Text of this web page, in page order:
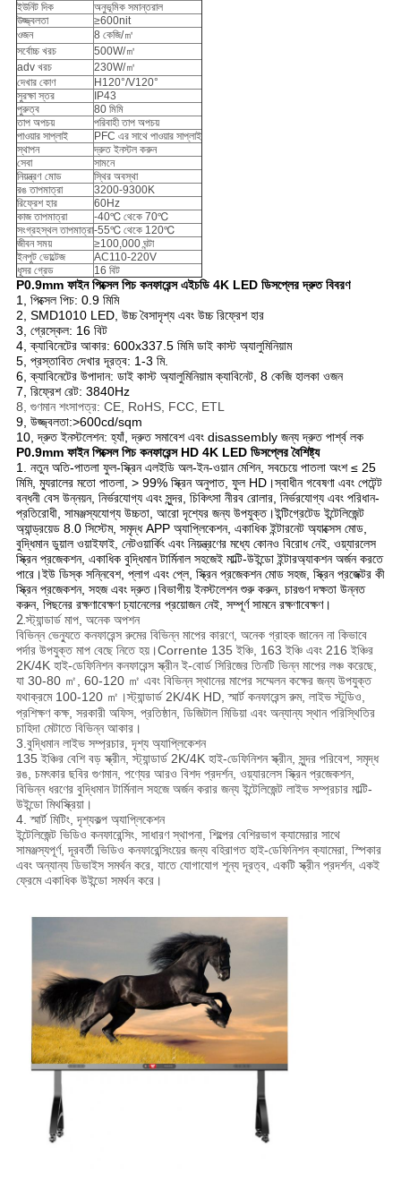
ইউনিট দিক
অনুভূমিক সমান্তরাল
উজ্জ্বলতা
≥600nit
ওজন
8 কেজি/㎡
সর্বোচ্চ খরচ
500W/㎡
adv খরচ
230W/㎡
দেখার কোণ
H120°/V120°
সুরক্ষা স্তর
IP43
পুরুত্ব
80 মিমি
তাপ অপচয়
পরিবাহী তাপ অপচয়
পাওয়ার সাপ্লাই
PFC এর সাথে পাওয়ার সাপ্লাই
স্থাপন
দ্রুত ইনস্টল করুন
সেবা
সামনে
নিয়ন্ত্রণ মোড
স্থির অবস্থা
রঙ তাপমাত্রা
3200-9300K
রিফ্রেশ হার
60Hz
কাজ তাপমাত্রা
-40℃ থেকে 70℃
সংগ্রহস্থল তাপমাত্রা-55℃ থেকে 120℃
জীবন সময়
≥100,000 ঘন্টা
ইনপুট ভোল্টেজ
AC110-220V
ধূসর গ্রেড
16 বিট
P0.9mm ফাইন পিক্সেল পিচ কনফারেন্স এইচডি 4K LED ডিসপ্লের দ্রুত বিবরণ
1, পিক্সেল পিচ: 0.9 মিমি
2, SMD1010 LED, উচ্চ বৈসাদৃশ্য এবং উচ্চ রিফ্রেশ হার
3, গ্রেস্কেল: 16 বিট
4, ক্যাবিনেটের আকার: 600x337.5 মিমি ডাই কাস্ট অ্যালুমিনিয়াম
5, প্রস্তাবিত দেখার দূরত্ব: 1-3 মি.
6, ক্যাবিনেটের উপাদান: ডাই কাস্ট অ্যালুমিনিয়াম ক্যাবিনেট, 8 কেজি হালকা ওজন
7, রিফ্রেশ রেট: 3840Hz
8, গুণমান শংসাপত্র: CE, RoHS, FCC, ETL
9, উজ্জ্বলতা:>600cd/sqm
10, দ্রুত ইনস্টলেশন: হ্যাঁ, দ্রুত সমাবেশ এবং disassembly জন্য দ্রুত পার্শ্ব লক
P0.9mm ফাইন পিক্সেল পিচ কনফারেন্স HD 4K LED ডিসপ্লের বৈশিষ্ট্য
1. নতুন অতি-পাতলা ফুল-স্ক্রিন এলইডি অল-ইন-ওয়ান মেশিন, সবচেয়ে পাতলা অংশ ≤ 25
মিমি, ম্যুরালের মতো পাতলা, > 99% স্ক্রিন অনুপাত, ফুল HD।স্বাধীন গবেষণা এবং পেটেন্ট
বন্ধনী বেস উন্নয়ন, নির্ভরযোগ্য এবং সুন্দর, চিকিৎসা নীরব রোলার, নির্ভরযোগ্য এবং পরিধান-
প্রতিরোধী, সামঞ্জস্যযোগ্য উচ্চতা, আরো দৃশ্যের জন্য উপযুক্ত।ইন্টিগ্রেটেড ইন্টেলিজেন্ট
অ্যান্ড্রয়েড 8.0 সিস্টেম, সমৃদ্ধ APP অ্যাপ্লিকেশন, একাধিক ইন্টারনেট অ্যাক্সেস মোড,
বুদ্ধিমান ডুয়াল ওয়াইফাই, নেটওয়ার্কিং এবং নিয়ন্ত্রণের মধ্যে কোনও বিরোধ নেই, ওয়্যারলেস
স্ক্রিন প্রজেকশন, একাধিক বুদ্ধিমান টার্মিনাল সহজেই মাল্টি-উইন্ডো ইন্টারঅ্যাকশন অর্জন করতে
পারে।ইউ ডিস্ক সন্নিবেশ, প্লাগ এবং প্লে, স্ক্রিন প্রজেকশন মোড সহজ, স্ক্রিন প্রজেক্টর কী
স্ক্রিন প্রজেকশন, সহজ এবং দ্রুত।বিভাগীয় ইনস্টলেশন শুরু করুন, চারগুণ দক্ষতা উন্নত
করুন, পিছনের রক্ষণাবেক্ষণ চ্যানেলের প্রয়োজন নেই, সম্পূর্ণ সামনে রক্ষণাবেক্ষণ।
2.স্ট্যান্ডার্ড মাপ, অনেক অপশন
বিভিন্ন ভেন্যুতে কনফারেন্স রুমের বিভিন্ন মাপের কারণে, অনেক গ্রাহক জানেন না কিভাবে
পর্দার উপযুক্ত মাপ বেছে নিতে হয়।Corrente 135 ইঞ্চি, 163 ইঞ্চি এবং 216 ইঞ্চির
2K/4K হাই-ডেফিনিশন কনফারেন্স স্ক্রীন ই-বোর্ড সিরিজের তিনটি ভিন্ন মাপের লঞ্চ করেছে,
যা 30-80 ㎡, 60-120 ㎡ এবং বিভিন্ন স্থানের মাপের সম্মেলন কক্ষের জন্য উপযুক্ত
যথাক্রমে 100-120 ㎡।স্ট্যান্ডার্ড 2K/4K HD, স্মার্ট কনফারেন্স রুম, লাইভ স্টুডিও,
প্রশিক্ষণ কক্ষ, সরকারী অফিস, প্রতিষ্ঠান, ডিজিটাল মিডিয়া এবং অন্যান্য স্থান পরিস্থিতির
চাহিদা মেটাতে বিভিন্ন আকার।
3.বুদ্ধিমান লাইভ সম্প্রচার, দৃশ্য অ্যাপ্লিকেশন
135 ইঞ্চির বেশি বড় স্ক্রীন, স্ট্যান্ডার্ড 2K/4K হাই-ডেফিনিশন স্ক্রীন, সুন্দর পরিবেশ, সমৃদ্ধ
রঙ, চমৎকার ছবির গুণমান, পণ্যের আরও বিশদ প্রদর্শন, ওয়্যারলেস স্ক্রিন প্রজেকশন,
বিভিন্ন ধরণের বুদ্ধিমান টার্মিনাল সহজে অর্জন করার জন্য ইন্টেলিজেন্ট লাইভ সম্প্রচার মাল্টি-
উইন্ডো মিথস্ক্রিয়া।
4. স্মার্ট মিটিং, দৃশ্যকল্প অ্যাপ্লিকেশন
ইন্টেলিজেন্ট ভিডিও কনফারেন্সিং, সাধারণ স্থাপনা, শিল্পের বেশিরভাগ ক্যামেরার সাথে
সামঞ্জস্যপূর্ণ, দূরবর্তী ভিডিও কনফারেন্সিংয়ের জন্য বহিরাগত হাই-ডেফিনিশন ক্যামেরা, স্পিকার
এবং অন্যান্য ডিভাইস সমর্থন করে, যাতে যোগাযোগ শূন্য দূরত্ব, একটি স্ক্রীন প্রদর্শন, একই
ফ্রেমে একাধিক উইন্ডো সমর্থন করে।